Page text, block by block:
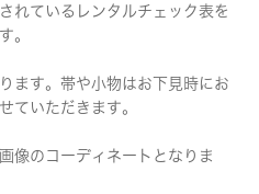
れているレンタルチェック表を
。
ます。帯や小物はお下見時にお
ていただきます。
像のコーディネートとなりま